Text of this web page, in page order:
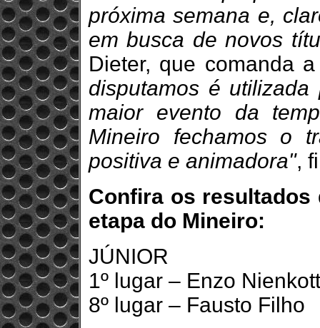
próxima semana e,
em busca de novos
Dieter, que comanda
disputamos é
maior evento da
Mineiro fechamos o
positiva e animadora",
Confira os resultados
etapa do Mineiro:
JÚNIOR
1º lugar – Enzo
8º lugar – Fausto Filho